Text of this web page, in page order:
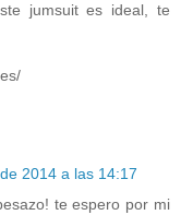
jumsuit es ideal, te
2014 a las 14:17
te espero por mi